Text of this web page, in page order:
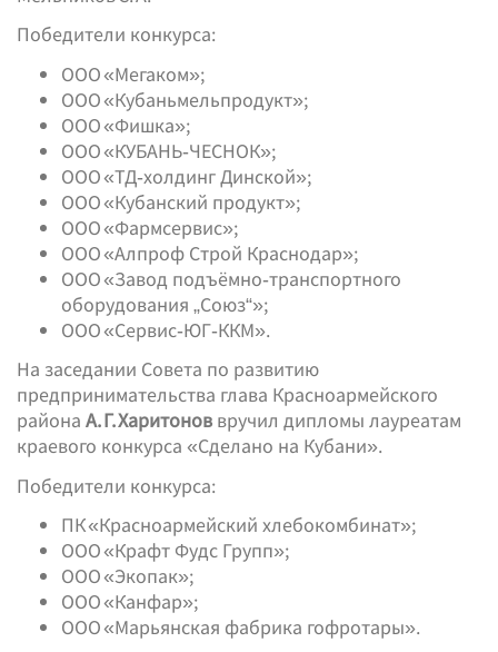
Победители конкурса:
ООО «Мегаком»;
ООО «Кубаньмельпродукт»;
ООО «Фишка»;
ООО «КУБАНЬ‑ЧЕСНОК»;
ООО «ТД‑холдинг Динской»;
ООО «Кубанский продукт»;
ООО «Фармсервис»;
ООО «Алпроф Строй Краснодар»;
ООО «Завод подъёмно‑транспортного
оборудования „Союз“»;
ООО «Сервис‑ЮГ‑ККМ».
На заседании Совета по развитию
предпринимательства глава Красноармейского
района А. Г. Харитонов вручил дипломы лауреатам
краевого конкурса «Сделано на Кубани».
Победители конкурса:
ПК «Красноармейский хлебокомбинат»;
ООО «Крафт Фудс Групп»;
ООО «Экопак»;
ООО «Канфар»;
ООО «Марьянская фабрика гофротары».